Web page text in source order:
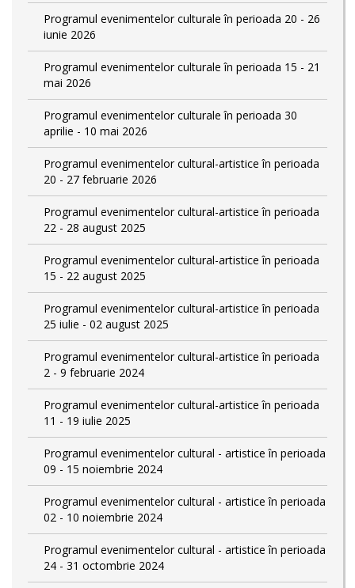
Programul evenimentelor culturale în perioada 20 - 26
iunie 2026
Programul evenimentelor culturale în perioada 15 - 21
mai 2026
Programul evenimentelor culturale în perioada 30
aprilie - 10 mai 2026
Programul evenimentelor cultural-artistice în perioada
20 - 27 februarie 2026
Programul evenimentelor cultural-artistice în perioada
22 - 28 august 2025
Programul evenimentelor cultural-artistice în perioada
15 - 22 august 2025
Programul evenimentelor cultural-artistice în perioada
25 iulie - 02 august 2025
Programul evenimentelor cultural-artistice în perioada
2 - 9 februarie 2024
Programul evenimentelor cultural-artistice în perioada
11 - 19 iulie 2025
Programul evenimentelor cultural - artistice în perioada
09 - 15 noiembrie 2024
Programul evenimentelor cultural - artistice în perioada
02 - 10 noiembrie 2024
Programul evenimentelor cultural - artistice în perioada
24 - 31 octombrie 2024